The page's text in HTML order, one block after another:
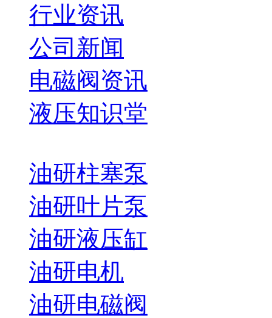
行业资讯
公司新闻
电磁阀资讯
液压知识堂
油研柱塞泵
油研叶片泵
油研液压缸
油研电机
油研电磁阀